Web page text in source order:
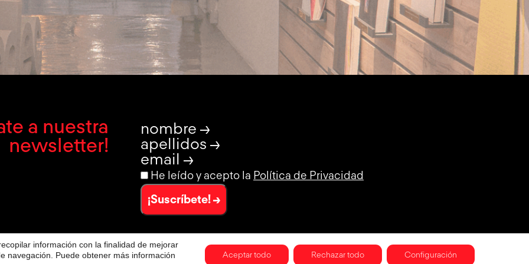
a nuestra
newsletter!
nombre →
apellidos →
email →
He leído y acepto la Política de Privacidad
¡Suscríbete! →
POLÍTICA DE PRIVACIDAD POLÍTICA DE PRIVACIDAD DE REDES SOCIALES POLÍTICA DE COOKIES CONDICIONES GENERALES
información con la finalidad de mejorar
navegación. Puede obtener más información
Aceptar todo Rechazar todo Configuración